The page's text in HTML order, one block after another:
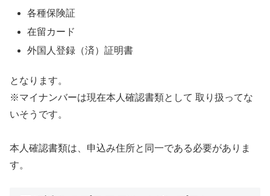
各種保険証
在留カード
外国人登録（済）証明書
となります。
※マイナンバーは現在本人確認書類として 取り扱ってな
いそうです。
本人確認書類は、申込み住所と同一である必要がありま
す。